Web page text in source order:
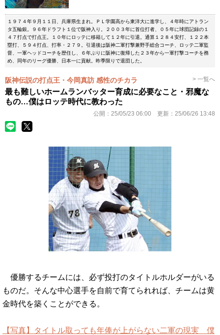
１９７４年９月１１日、兵庫県生まれ。ＰＬ学園高から東洋大に進学し、４年時にアトラン
タ五輪銀。９６年ドラフト１位で阪神入り。２００３年に首位打者、０５年に球団記録の１
４７打点で打点王。１０年にロッテに移籍して１２年に引退。通算１２８４安打、１２２本
塁打、５９４打点、打率・２７９。引退後は阪神二軍打撃兼野手総合コーチ、ロッテ二軍監
督、一軍ヘッドコーチを歴任し、６年ぶりに阪神に復帰した２３年から一軍打撃コーチを務
め、同年のリーグ優勝、日本一に貢献。昨季限りで退団した。
阪神伝説の打点王・今岡真訪 感性のチカラ > 一覧へ
最も難しいホームランバッター育成に必要なこと・邪魔な
もの…僕はロッテ時代に教わった
公開： 25/05/23 06:00 更新： 25/06/26 13:48
優勝するチームには、必ず投打のタイトルホルダーがいる
ものだ。そんな中心選手を自前で育てられれば、チームは黄
金時代を築くことができる。
【写真】タイトル取っても年俸が上がらない二軍の現実 僕